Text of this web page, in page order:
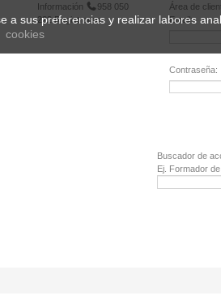
Información
958 050
222 Registrarse
Área de
Email:
Contraseña:
Buscador de
Ej. Formador
sus preferencias y realizar labores
cookies